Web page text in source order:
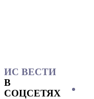
ИС ВЕСТИ
В
СОЦСЕТЯХ